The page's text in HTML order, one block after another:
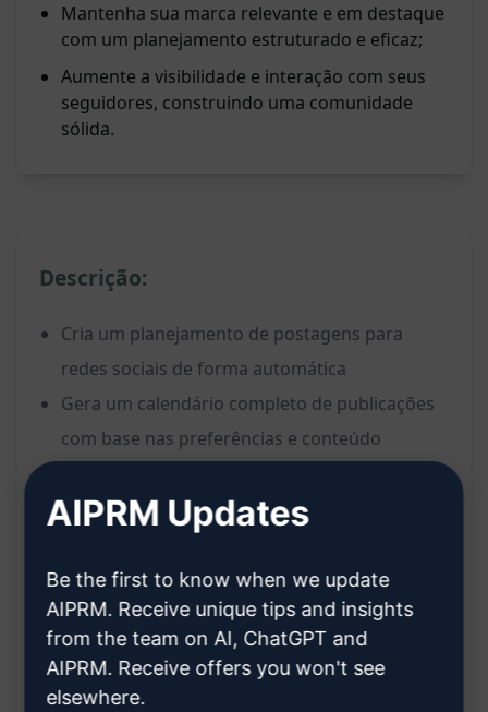
Mantenha sua marca relevante e em destaque
com um planejamento estruturado e eficaz;
Aumente a visibilidade e interação com seus
seguidores, construindo uma comunidade
sólida.
Descrição:
Cria um planejamento de postagens para
redes sociais de forma automática
Gera um calendário completo de publicações
com base nas preferências e conteúdo
Ajuda a organizar e agendar postagens de
Maximiza a presença online e engajamento do
público-alvo
Benefícios:
Economiza tempo na criação de conteúdo
AIPRM Updates
Be the first to know when we update
AIPRM. Receive unique tips and insights
from the team on AI, ChatGPT and
AIPRM. Receive offers you won't see
elsewhere.